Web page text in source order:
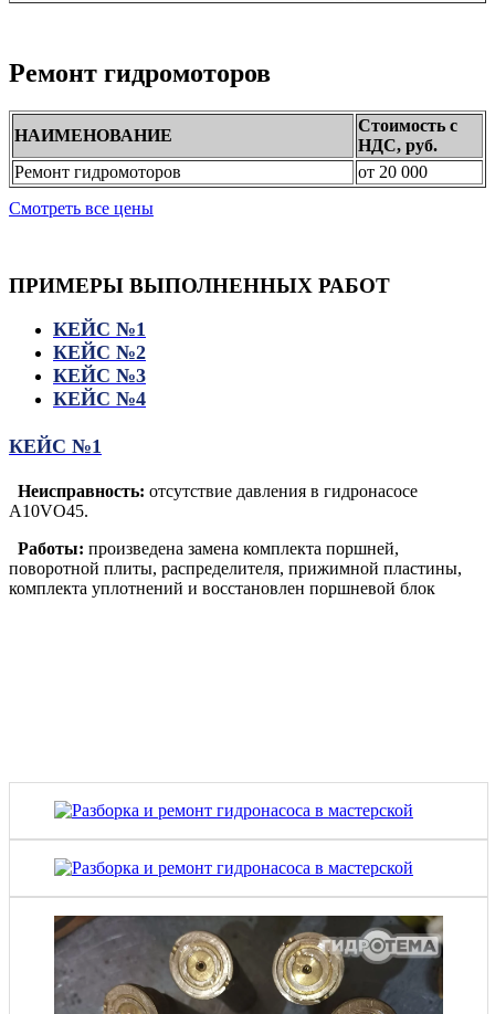
Ремонт гидромоторов
НАИМЕНОВАНИЕ
Стоимость с
НДС, руб.
Ремонт гидромоторов
от 20 000
Смотреть все цены
ПРИМЕРЫ ВЫПОЛНЕННЫХ РАБОТ
КЕЙС №1
КЕЙС №2
КЕЙС №3
КЕЙС №4
КЕЙС №1
Неисправность: отсутствие давления в гидронасосе
A10VO45.
Работы: произведена замена комплекта поршней,
поворотной плиты, распределителя, прижимной пластины,
комплекта уплотнений и восстановлен поршневой блок